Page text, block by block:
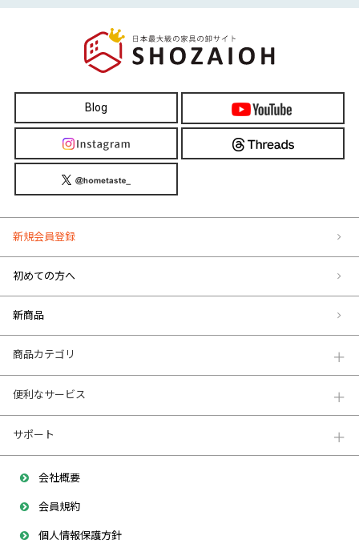
Blog
新規会員登録
初めての方へ
新商品
商品カテゴリ
便利なサービス
サポート
会社概要
会員規約
個人情報保護方針